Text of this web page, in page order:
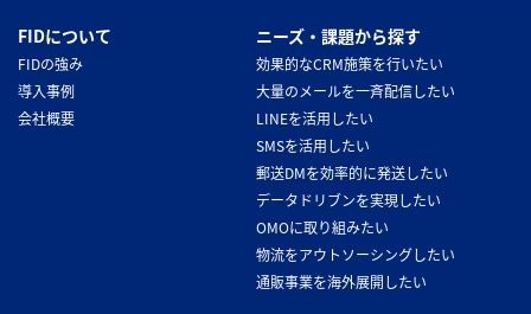
FIDについて
FIDの強み
導入事例
会社概要
ニーズ・課題から探す
効果的なCRM施策を行いたい
大量のメールを一斉配信したい
LINEを活用したい
SMSを活用したい
郵送DMを効率的に発送したい
データドリブンを実現したい
OMOに取り組みたい
物流をアウトソーシングしたい
通販事業を海外展開したい